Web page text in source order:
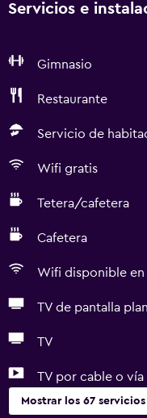
Servicios e
Gimnasio
Restaurante
Servicio de
Wifi gratis
Tetera/cafetera
Cafetera
Wifi disponible en
TV de pantalla
TV
TV por cable o
Mostrar los 67 servicios